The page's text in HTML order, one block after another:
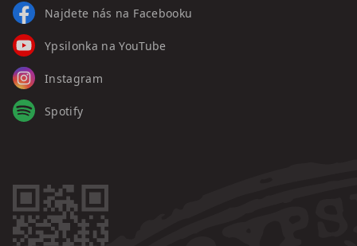
Najdete nás na Facebooku
Ypsilonka na YouTube
Instagram
Spotify